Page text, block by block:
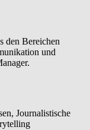
den Bereichen
und
Journalistische